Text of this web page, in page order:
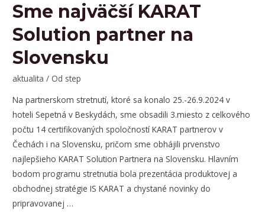
Košiciach
Sme najväčší KARAT
Solution partner na
Slovensku
aktualita / Od step
Na partnerskom stretnutí, ktoré sa konalo 25.-26.9.2024 v
hoteli Sepetná v Beskydách, sme obsadili 3.miesto z celkového
počtu 14 certifikovaných spoločností KARAT partnerov v
Čechách i na Slovensku, pričom sme obhájili prvenstvo
najlepšieho KARAT Solution Partnera na Slovensku. Hlavním
bodom programu stretnutia bola prezentácia produktovej a
obchodnej stratégie IS KARAT a chystané novinky do
pripravovanej …